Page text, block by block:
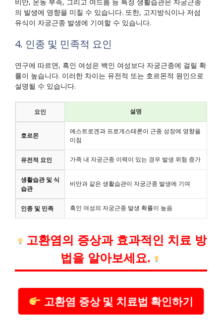
의 발생에 영향을 미칠 수 있습니다. 또한, 고지방식이나 저섬
유식이 자궁근종 발생에 기여할 수 있습니다.
4. 인종 및 민족적 요인
연구에 따르면, 흑인 여성은 백인 여성보다 자궁근종에 걸릴 확
률이 높습니다. 이러한 차이는 유전적 또는 호르몬적 원인으로
설명될 수 있습니다.
요인 설명
호르몬
에스트로겐과 프로게스테론이 근종 성장에 영향을
미침
유전적 요인 가족 내 자궁근종 이력이 있는 경우 발생 위험 증가
생활습관 및 식
습관
비만과 같은 생활습관이 자궁근종 발생에 기여
인종 및 민족 흑인 여성의 자궁근종 발생 확률이 높음
고환염의 증상과 효과적인 치료 방
법을 알아보세요.
고환염 증상 및 치료법 확인하기